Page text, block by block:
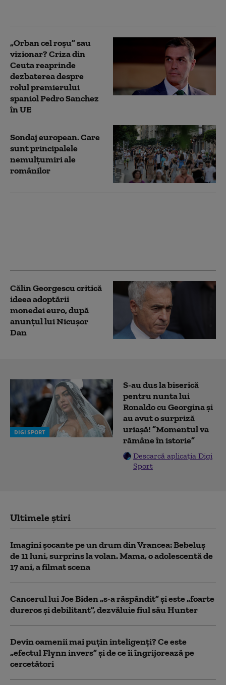
„Orban cel roșu” sau
vizionar? Criza din
Ceuta reaprinde
dezbaterea despre
rolul premierului
spaniol Pedro Sanchez
în UE
Sondaj european. Care
sunt principalele
nemulțumiri ale
românilor
Călin Georgescu critică
ideea adoptării
monedei euro, după
anunțul lui Nicușor
Dan
DIGI SPORT
S-au dus la biserică
pentru nunta lui
Ronaldo cu Georgina și
au avut o surpriză
uriașă! ”Momentul va
rămâne în istorie”
Descarcă aplicația Digi
Sport
Ultimele știri
Imagini șocante pe un drum din Vrancea: Bebeluș
de 11 luni, surprins la volan. Mama, o adolescentă de
17 ani, a filmat scena
Cancerul lui Joe Biden „s-a răspândit” şi este „foarte
dureros și debilitant”, dezvăluie fiul său Hunter
Devin oamenii mai puțin inteligenți? Ce este
„efectul Flynn invers” și de ce îi îngrijorează pe
cercetători